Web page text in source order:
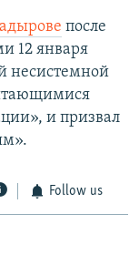
после
12 января
несистемной
и призвал
Follow us